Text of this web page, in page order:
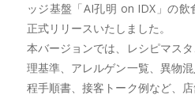
ッジ基盤「AI孔明 on IDX」の
正式リリースいたしました。
本バージョンでは、レシピマス
理基準、アレルゲン一覧、異物
程手順書、接客トーク例など、